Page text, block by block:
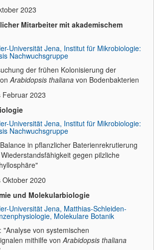
2023
Mitarbeiter mit akademischem
Universität Jena, Institut für Mikrobiologie:
Nachwuchsgruppe
der frühen Kolonisierung der
Arabidopsis thaliana von Bodenbakterien
2023
Universität Jena, Institut für Mikrobiologie:
Nachwuchsgruppe
in pflanzlicher Baterienrekrutierung
gegen pilzliche
2020
und Molekularbiologie
Universität Jena, Matthias-Schleiden-
Molekulare Botanik
"Analyse von systemischen
mithilfe von Arabidopsis thaliana